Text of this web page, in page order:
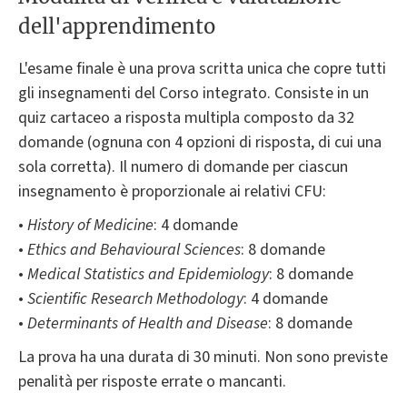
dell'apprendimento
L'esame finale è una prova scritta unica che copre tutti
gli insegnamenti del Corso integrato. Consiste in un
quiz cartaceo a risposta multipla composto da 32
domande (ognuna con 4 opzioni di risposta, di cui una
sola corretta). Il numero di domande per ciascun
insegnamento è proporzionale ai relativi CFU:
• History of Medicine: 4 domande
• Ethics and Behavioural Sciences: 8 domande
• Medical Statistics and Epidemiology: 8 domande
• Scientific Research Methodology: 4 domande
• Determinants of Health and Disease: 8 domande
La prova ha una durata di 30 minuti. Non sono previste
penalità per risposte errate o mancanti.